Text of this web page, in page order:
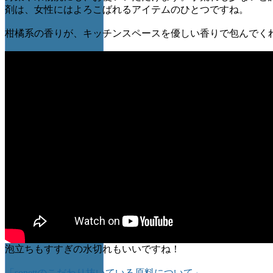
剤は、女性にはよろこばれるアイテムのひとつですね。
柑橘系の香りが、キッチンスペースを優しい香りで包んでく
泡立ちもすすぎの水切れもいいですね！